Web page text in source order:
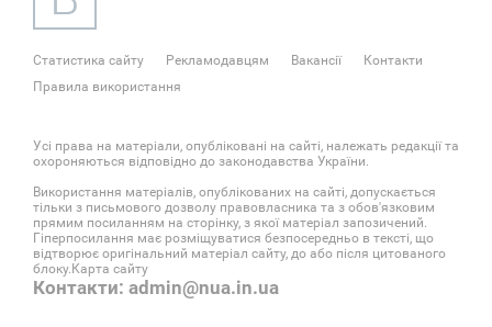
Статистика сайту Рекламодавцям Вакансії
Контакти
Правила використання
Усі права на матеріали, опубліковані на сайті, належать редакції та
охороняються відповідно до законодавства України.
Використання матеріалів, опублікованих на сайті, допускається
тільки з письмового дозволу правовласника та з обов'язковим
прямим посиланням на сторінку, з якої матеріал запозичений.
Гіперпосилання має розміщуватися безпосередньо в тексті, що
відтворює оригінальний матеріал сайту, до або після цитованого
блоку. Карта сайту
Контакти: admin@nua.in.ua